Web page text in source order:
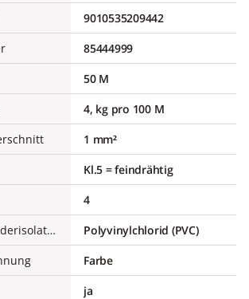
9010535209442
85444999
50 M
4, kg pro 100 M
1 mm²
Kl.5 = feindrähtig
4
Werkstoff der Aderisolation
Polyvinylchlorid (PVC)
Farbe
ja